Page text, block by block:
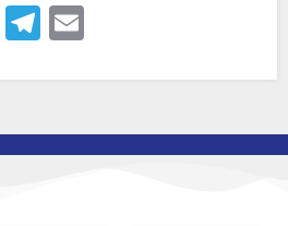
X Telegram